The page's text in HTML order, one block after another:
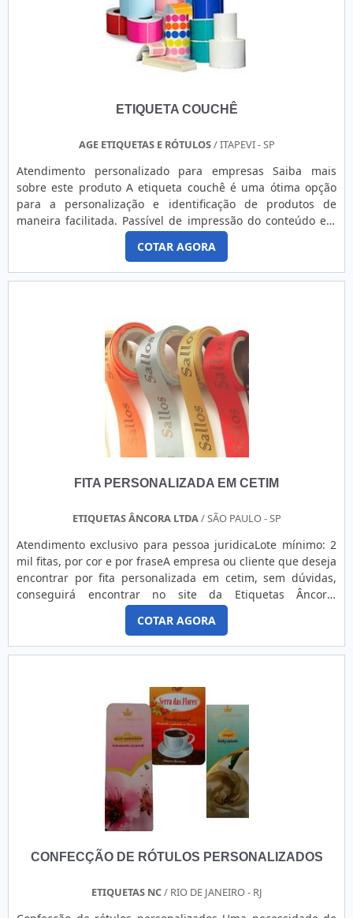
ETIQUETA COUCHÊ
AGE ETIQUETAS E RÓTULOS/ ITAPEVI - SP
Atendimento personalizado para empresas Saiba mais
sobre este produto A etiqueta couchê é uma ótima opção
para a personalização e identificação de produtos de
maneira facilitada. Passível de impressão do conteúdo em
impressoras menores ou preenchimento manual, basta
encomendar o formato, cores, tamanhos e se gostaria de
uma etiqueta fosca ou brilhante, as mesmas serão
encaminhadas segundo sua preferência, porém com
COTAR AGORA
FITA PERSONALIZADA EM CETIM
ETIQUETAS ÂNCORA LTDA/ SÃO PAULO - SP
Atendimento exclusivo para pessoa juridicaLote mínimo: 2
mil fitas, por cor e por fraseA empresa ou cliente que deseja
encontrar por fita personalizada em cetim, sem dúvidas,
conseguirá encontrar no site da Etiquetas Âncora.
Elaborando um orçamento detalhado por meio da
plataforma de divulgação das indústrias e conhecendo a
líder do mercado encontrará ótima qualidade com os mais
variados tipos de etiquetas e fitas.UM POUCO MAIS SOBRE
eficientes de demonstrar competência e excelência em uma
área de atuação fita personalizada em cetim. A Etiquetas
Âncora canaliza seus esforços em proporcionar uma
estrutura com: Escritório de alta qualidade onde são
realizadas as atividades; Estrutura suficiente para atender
todas as demandas; Tecnologia de ponta. Tudo para
garantir fita personalizada em cetim com proteção. Ainda
tratando-se de fita personalizada em cetim, é importante
buscar uma empresa que tenha produtos e serviços com
simples, mas que mostram o comprometimento da empresa
pelos quais a Etiquetas Âncora é segura no segmento de
COTAR AGORA
CONFECÇÃO DE RÓTULOS PERSONALIZADOS
ETIQUETAS NC/ RIO DE JANEIRO - RJ